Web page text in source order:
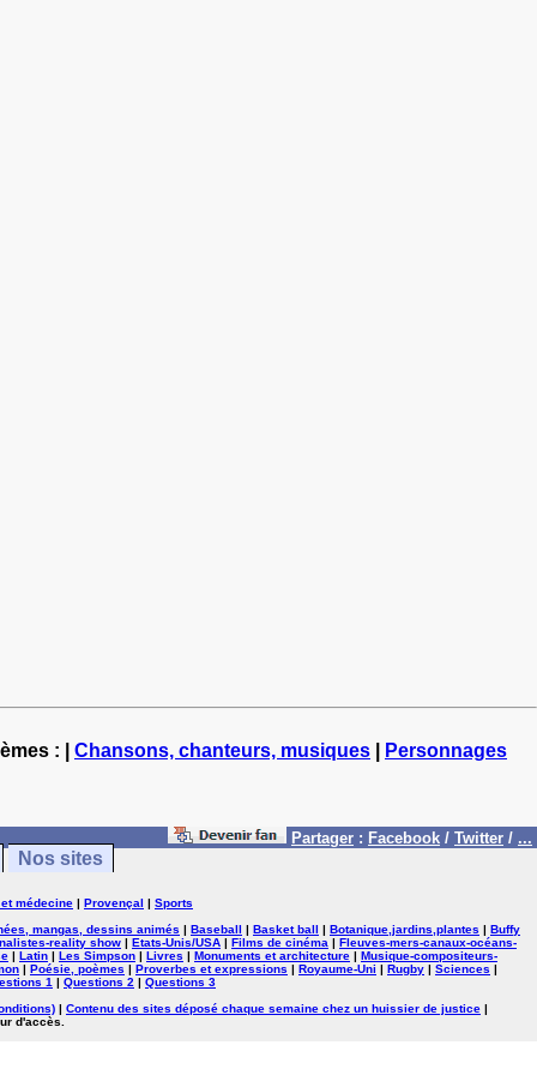
: | Chansons, chanteurs, musiques Personnages
Partager : Facebook / Twitter / ...
Nos sites
médecine | Provençal | Sports
mangas, dessins animés | Baseball | Basket ball | Botanique,jardins,plantes | Buffy
reality show | Etats-Unis/USA | Films de cinéma | Fleuves-mers-canaux-océans-
| Latin | Les Simpson | Livres | Monuments et architecture | Musique-compositeurs-
| Poésie, poèmes | Proverbes et expressions | Royaume-Uni | Rugby | Sciences |
1 | Questions 2 | Questions 3
| Contenu des sites déposé chaque semaine chez un huissier de justice |
d'accès.